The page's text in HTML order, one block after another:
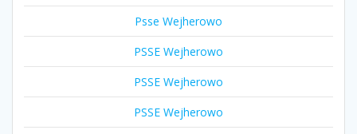
Psse Wejherowo
PSSE Wejherowo
PSSE Wejherowo
PSSE Wejherowo